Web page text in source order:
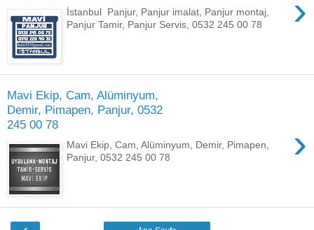
›
İstanbul Panjur, Panjur imalat, Panjur montaj,
Panjur Tamir, Panjur Servis, 0532 245 00 78
Mavi Ekip, Cam, Alüminyum,
Demir, Pimapen, Panjur, 0532
245 00 78
›
Mavi Ekip, Cam, Alüminyum, Demir, Pimapen,
Panjur, 0532 245 00 78